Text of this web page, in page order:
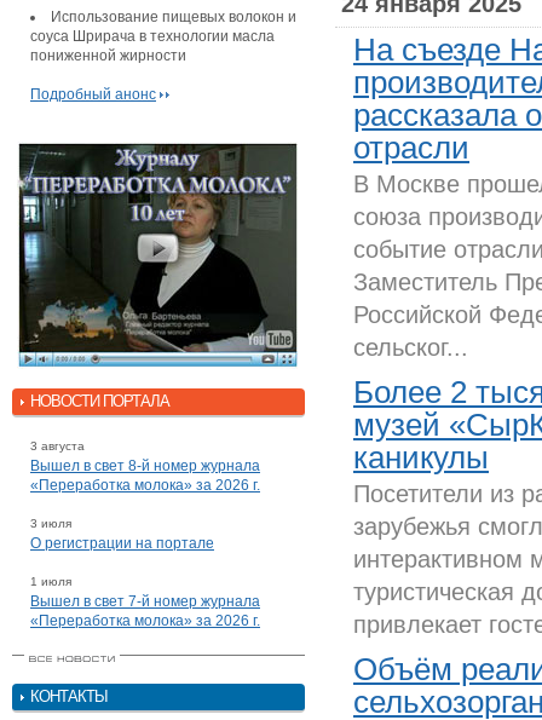
Использование пищевых волокон и
соуса Шрирача в технологии масла
пониженной жирности
Подробный анонс
НОВОСТИ ПОРТАЛА
3 августа
Вышел в свет 8-й номер журнала
«Переработка молока» за 2026 г.
3 июля
О регистрации на портале
1 июля
Вышел в свет 7-й номер журнала
«Переработка молока» за 2026 г.
КОНТАКТЫ
На съезде
рассказала
отрасли
В Москве
союза
событие
Заместитель
Российской
сельског...
Более 2
музей
каникулы
Посетители из
зарубежья
интерактивном
туристическая
привлекает
Объём